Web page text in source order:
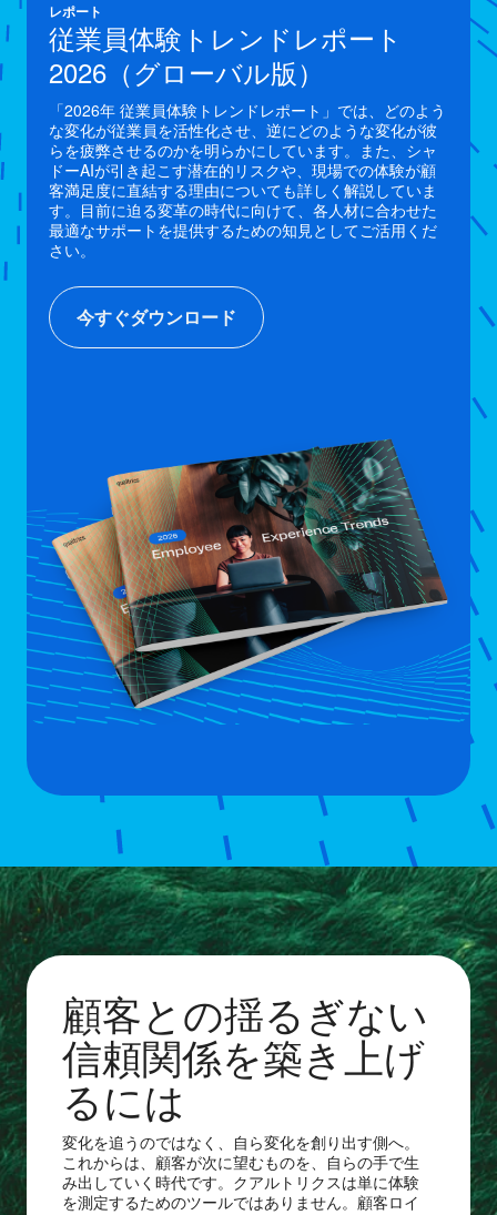
レポート
従業員体験トレンドレポート
2026（グローバル版）
「2026年 従業員体験トレンドレポート」では、どのよう
な変化が従業員を活性化させ、逆にどのような変化が​彼
らを疲弊させるのかを明らかにしています。また、シャ
ドーAIが引き起こす潜在的リスクや、現場​での体験が顧
客満足度に直結する理由についても詳しく解説していま
す。目前に迫る変革の時代に向け​て、各人材に合わせた
最適なサポートを提供するための知見としてご活用くだ
さい。
今すぐダウンロード
顧客との揺るぎない
信頼関係を築き上げ
るには
変化を追うのではなく、自ら変化を創り出す側へ。
これからは、顧客が次に望むものを、自らの手で生
み出していく時代です。クアルトリクスは単に体験
を測定するためのツールではありません。顧客ロイ